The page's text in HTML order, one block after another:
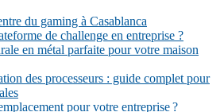
du gaming à Casablanca
de challenge en entreprise ?
en métal parfaite pour votre maison
des processeurs : guide complet pour
pour votre entreprise ?